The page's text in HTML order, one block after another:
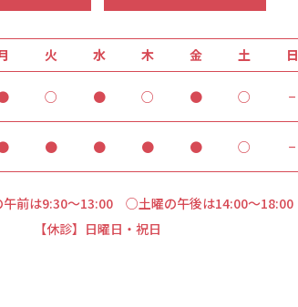
火 水 木 金 土 日
○ ● ○ ● ○ −
● ● ● ● ○ −
前は9:30～13:00 ○土曜の午後は14:00～18:00
【休診】日曜日・祝日